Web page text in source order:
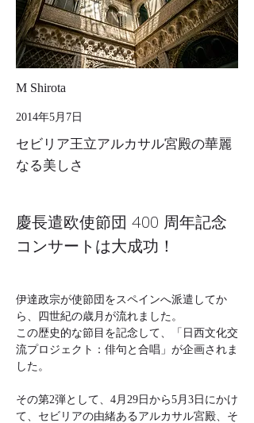
M Shirota
2014年5月7日
セビリア王立アルカサル宮殿の華麗
なる美しさ
慶長遣欧使節団 400 周年記念
コンサートは大成功！
伊達政宗が使節団をスペインへ派遣してか
ら、四世紀の歳月が流れました。
この歴史的な節目を記念して、「日西文化交
流プロジェクト：俳句と合唱」が企画されま
した。
その第2弾として、4月29日から5月3日にかけ
て、セビリアの由緒あるアルカサル宮殿、そ